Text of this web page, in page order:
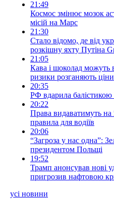
21:49
Космос змінює мозок
місій на Марс
21:30
Стало відомо, де від
розкішну яхту Путіна
21:05
Кава і шоколад можуть
ризики розганяють ціни
20:35
РФ вдарила
20:22
Права видаватимуть на
правила для водіїв
20:06
“Загроза у нас одна”:
президентом Польщі
19:52
Трамп анонсував нові
пригрозив нафтовою
усі новини